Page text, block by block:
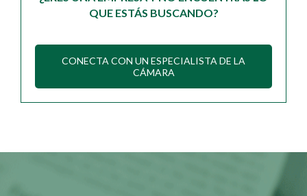
QUE ESTÁS BUSCANDO?
CONECTA CON UN ESPECIALISTA DE LA
CÁMARA